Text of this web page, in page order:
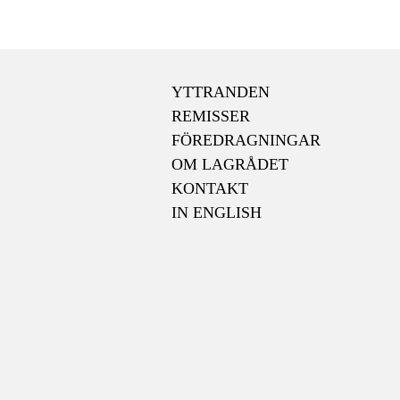
YTTRANDEN
REMISSER
FÖREDRAGNINGAR
OM LAGRÅDET
KONTAKT
IN ENGLISH